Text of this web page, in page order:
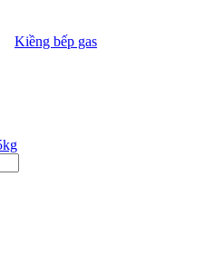
Kiềng bếp gas